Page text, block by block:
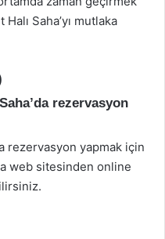
Saha’yı mutlaka
rezervasyon
rezervasyon yapmak için
web sitesinden online